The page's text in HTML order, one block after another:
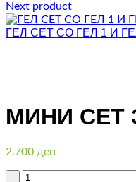
Next product
ГЕЛ СЕТ СО ГЕЛ 1 И
МИНИ СЕТ
2.700 ден
Количина